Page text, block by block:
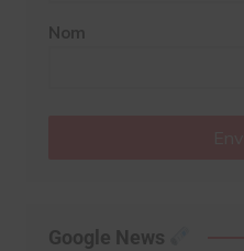
Nom
Google News